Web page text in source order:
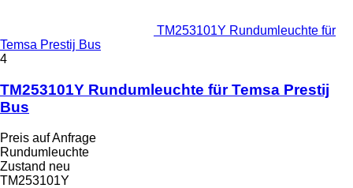
TM253101Y Rundumleuchte für
Temsa Prestij Bus
4
TM253101Y Rundumleuchte für Temsa Prestij
Bus
Preis auf Anfrage
Rundumleuchte
Zustand neu
TM253101Y